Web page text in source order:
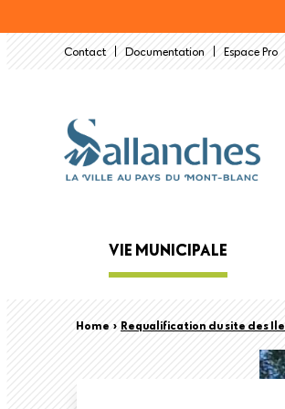
to
Contact Documentation Espace Pro
Main
navigation
VIE MUNICIPALE
Home › Requalification du site des